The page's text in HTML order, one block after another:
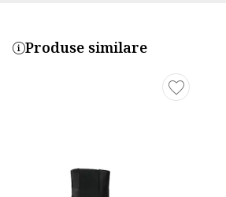
Produse similare